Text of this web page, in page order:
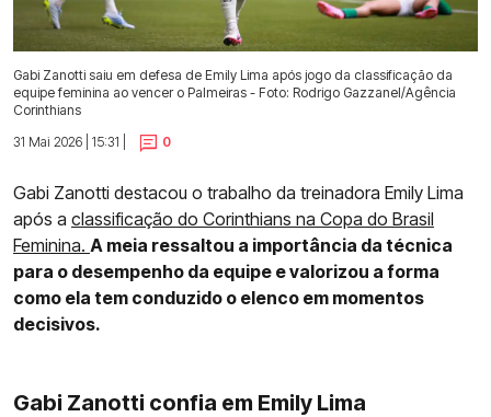
Gabi Zanotti saiu em defesa de Emily Lima após jogo da classificação da
equipe feminina ao vencer o Palmeiras - Foto: Rodrigo Gazzanel/Agência
Corinthians
31 Mai 2026 | 15:31 |
0
Gabi Zanotti destacou o trabalho da treinadora Emily Lima
após a classificação do Corinthians na Copa do Brasil
Feminina. A meia ressaltou a importância da técnica
para o desempenho da equipe e valorizou a forma
como ela tem conduzido o elenco em momentos
decisivos.
Gabi Zanotti confia em Emily Lima